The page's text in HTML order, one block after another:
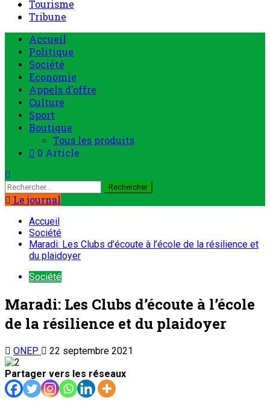
Tourisme
Tribune
Accueil
Politique
Société
Economie
Appels d’offre
Culture
Sport
Boutique
Tous les produits
0 Article
Le journal
Accueil
Société
Maradi: Les Clubs d’écoute à l’école de la résilience et
du plaidoyer
Société
Maradi: Les Clubs d’écoute à l’école
de la résilience et du plaidoyer
ONEP
22 septembre 2021
Partager vers les réseaux